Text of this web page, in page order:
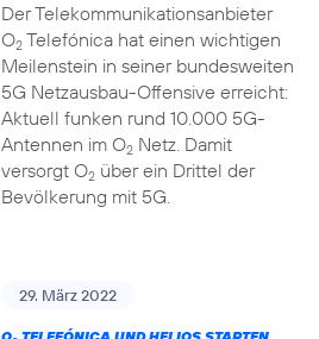
Der Telekommunikationsanbieter
O2Telefónica hat einen wichtigen
Meilenstein in seiner bundesweiten
5G Netzausbau-Offensive erreicht:
Aktuell funken rund 10.000 5G-
Antennen im O2Netz. Damit
versorgt O2über ein Drittel der
Bevölkerung mit 5G.
29. März 2022